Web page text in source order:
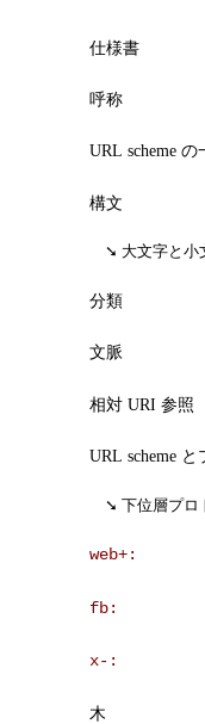
仕様書
呼称
URL scheme の
構文
大文字と小
分類
文脈
相対 URI 参照
URL scheme
下位層プロ
web+:
fb:
x- :
木